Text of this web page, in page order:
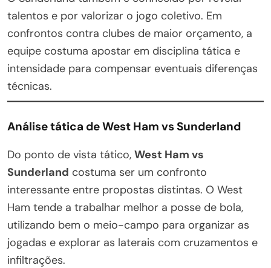
talentos e por valorizar o jogo coletivo. Em
confrontos contra clubes de maior orçamento, a
equipe costuma apostar em disciplina tática e
intensidade para compensar eventuais diferenças
técnicas.
Análise tática de West Ham vs Sunderland
Do ponto de vista tático, West Ham vs
Sunderland costuma ser um confronto
interessante entre propostas distintas. O West
Ham tende a trabalhar melhor a posse de bola,
utilizando bem o meio-campo para organizar as
jogadas e explorar as laterais com cruzamentos e
infiltrações.